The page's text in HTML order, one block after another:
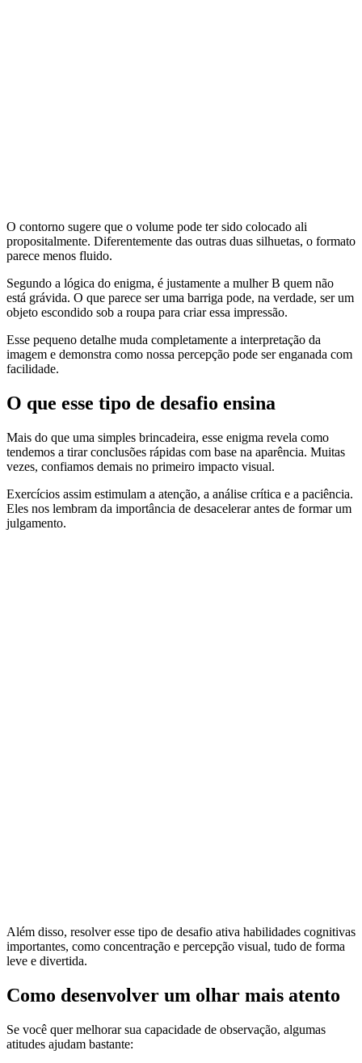
O contorno sugere que o volume pode ter sido colocado ali
propositalmente. Diferentemente das outras duas silhuetas, o formato
parece menos fluido.
Segundo a lógica do enigma, é justamente a mulher B quem não
está grávida. O que parece ser uma barriga pode, na verdade, ser um
objeto escondido sob a roupa para criar essa impressão.
Esse pequeno detalhe muda completamente a interpretação da
imagem e demonstra como nossa percepção pode ser enganada com
facilidade.
O que esse tipo de desafio ensina
Mais do que uma simples brincadeira, esse enigma revela como
tendemos a tirar conclusões rápidas com base na aparência. Muitas
vezes, confiamos demais no primeiro impacto visual.
Exercícios assim estimulam a atenção, a análise crítica e a paciência.
Eles nos lembram da importância de desacelerar antes de formar um
julgamento.
Além disso, resolver esse tipo de desafio ativa habilidades cognitivas
importantes, como concentração e percepção visual, tudo de forma
leve e divertida.
Como desenvolver um olhar mais atento
Se você quer melhorar sua capacidade de observação, algumas
atitudes ajudam bastante: